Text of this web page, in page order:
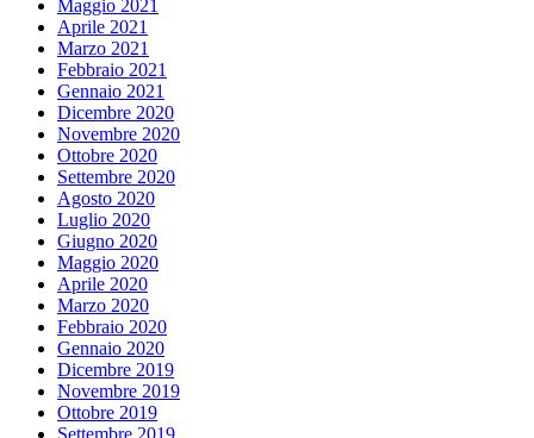
Maggio 2021
Aprile 2021
Marzo 2021
Febbraio 2021
Gennaio 2021
Dicembre 2020
Novembre 2020
Ottobre 2020
Settembre 2020
Agosto 2020
Luglio 2020
Giugno 2020
Maggio 2020
Aprile 2020
Marzo 2020
Febbraio 2020
Gennaio 2020
Dicembre 2019
Novembre 2019
Ottobre 2019
Settembre 2019